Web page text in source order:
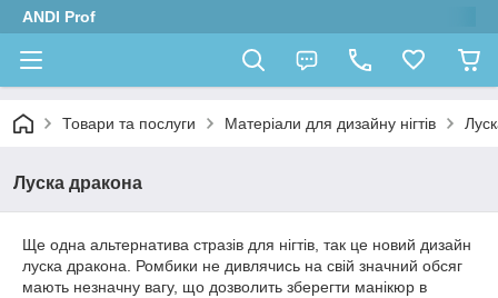
ANDI Prof
Товари та послуги Матеріали для дизайну нігтів
Луска дракона
Ще одна альтернатива стразів для нігтів, так це новий дизайн
луска дракона. Ромбики не дивлячись на свій значний обсяг
мають незначну вагу, що дозволить зберегти манікюр в